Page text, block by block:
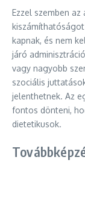
Ezzel szemben
kapnak, és nem
járó
vagy nagyobb
szociális
jelenthetnek. Az
fontos dönteni,
dietetikusok.